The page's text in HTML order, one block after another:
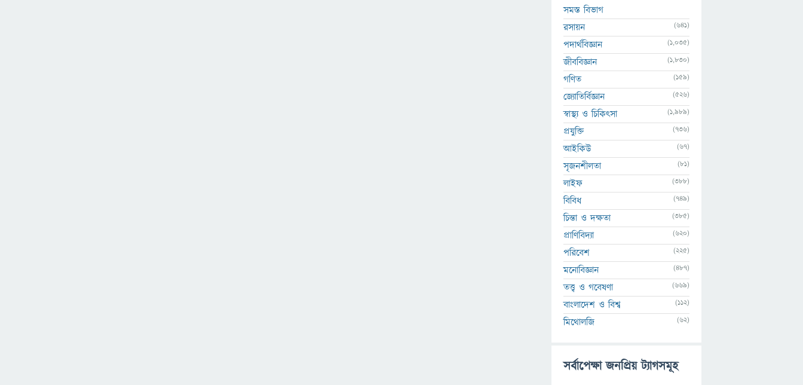
সমস্ত বিভাগ
রসায়ন
(641)
পদার্থবিজ্ঞান (1,035)
জীববিজ্ঞান (1,830)
গণিত (159)
জ্যোতির্বিজ্ঞান (526)
স্বাস্থ্য ও চিকিৎসা (1,989)
প্রযুক্তি (736)
আইকিউ (67)
সৃজনশীলতা (81)
লাইফ (388)
বিবিধ (749)
চিন্তা ও দক্ষতা (385)
প্রাণিবিদ্যা (620)
পরিবেশ (225)
মনোবিজ্ঞান (487)
তত্ত্ব ও গবেষণা (669)
বাংলাদেশ ও বিশ্ব (112)
মিথোলজি (62)
সর্বাপেক্ষা জনপ্রিয় ট্যাগসমূহ